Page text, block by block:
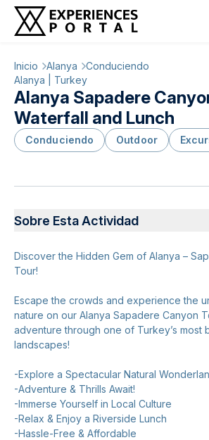
Inicio Alanya Conduciendo
Alanya | Turkey
Alanya Sapadere
Waterfall and Lunch
Conduciendo Outdoor
Sobre Esta Actividad
Discover the Hidden Gem of Alanya –
Tour!
Escape the crowds and experience the
nature on our Alanya Sapadere Canyon
adventure through one of Turkey’s most
landscapes!
-Explore a Spectacular Natural
-Adventure & Thrills Await!
-Immerse Yourself in Local Culture
-Relax & Enjoy a Riverside Lunch
-Hassle-Free & Affordable